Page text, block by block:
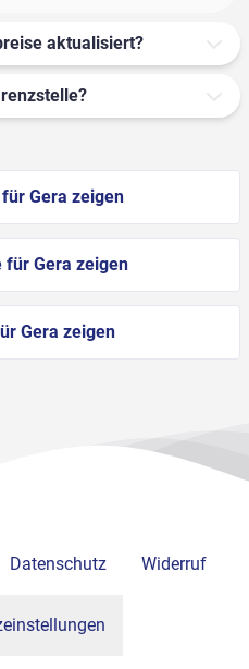
aktualisiert?
für Gera zeigen
für Gera zeigen
Gera zeigen
Datenschutz Widerruf